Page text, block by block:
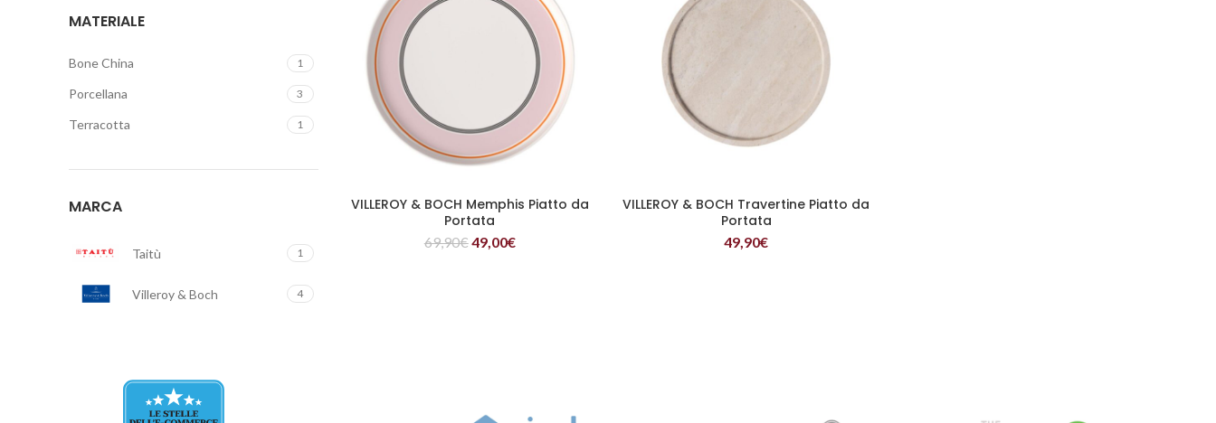
MATERIALE
Bone China 1
Porcellana 3
Terracotta 1
MARCA
Taitù 1
Villeroy & Boch 4
LEGGI TUTTO
VILLEROY & BOCH Memphis Piatto da
Portata
69,90€49,00€
LEGGI TUTTO
VILLEROY & BOCH Travertine Piatto da
Portata
49,90€